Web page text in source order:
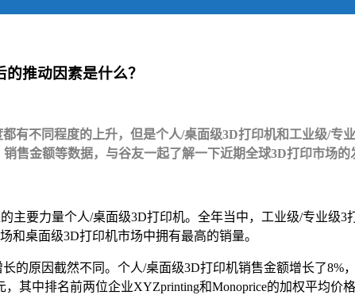
推动因素是什么？
有不同程度的上升，但是个人/桌面级3D打印机和工业级/
售金额等数据，与谷友一起了解一下近期全球3D打印市场的
主要力量个人/桌面级3D打印机。全年当中，工业级/专业级
和桌面级3D打印机市场中拥有最高的销量。
的原因截然不同。个人/桌面级3D打印机销售金额增长了
其中排名前两位企业XYZprinting和Monoprice的加权平均价格